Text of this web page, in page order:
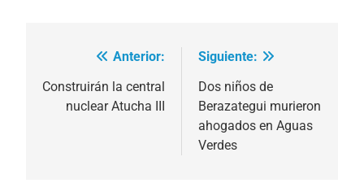
Navegación
de
Anterior:
Construirán la central
nuclear Atucha III
Siguiente:
Dos niños de
Berazategui murieron
ahogados en Aguas
Verdes